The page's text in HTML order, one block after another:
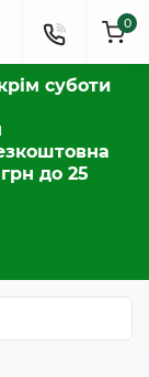
суботи
до 25
0